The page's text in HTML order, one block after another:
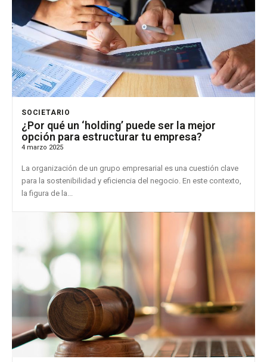
SOCIETARIO
¿Por qué un ‘holding’ puede ser la mejor
opción para estructurar tu empresa?
4 marzo 2025
La organización de un grupo empresarial es una cuestión clave
para la sostenibilidad y eficiencia del negocio. En este contexto,
la figura de la...